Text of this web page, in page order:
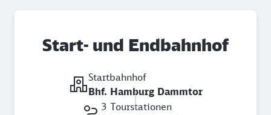
Start- und Endbahnhof
Startbahnhof
Bhf. Hamburg Dammtor
3 Tourstationen